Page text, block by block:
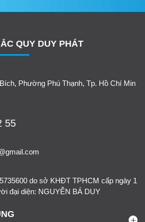
QUY DUY PHÁT
Phường Phú Thạnh, Tp. Hồ Chí Min
55
do sở KHĐT TPHCM cấp ngày 1
đại diện: NGUYỄN BÁ DUY